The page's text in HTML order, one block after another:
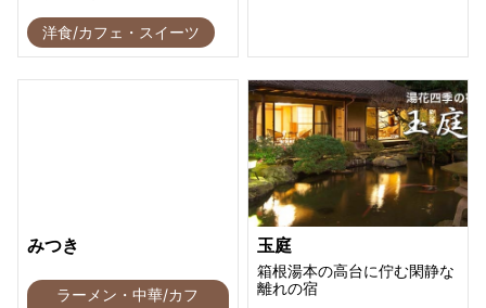
洋食/カフェ・スイーツ
みつき
ラーメン・中華/カフ
玉庭
箱根湯本の高台に佇む閑静な
離れの宿